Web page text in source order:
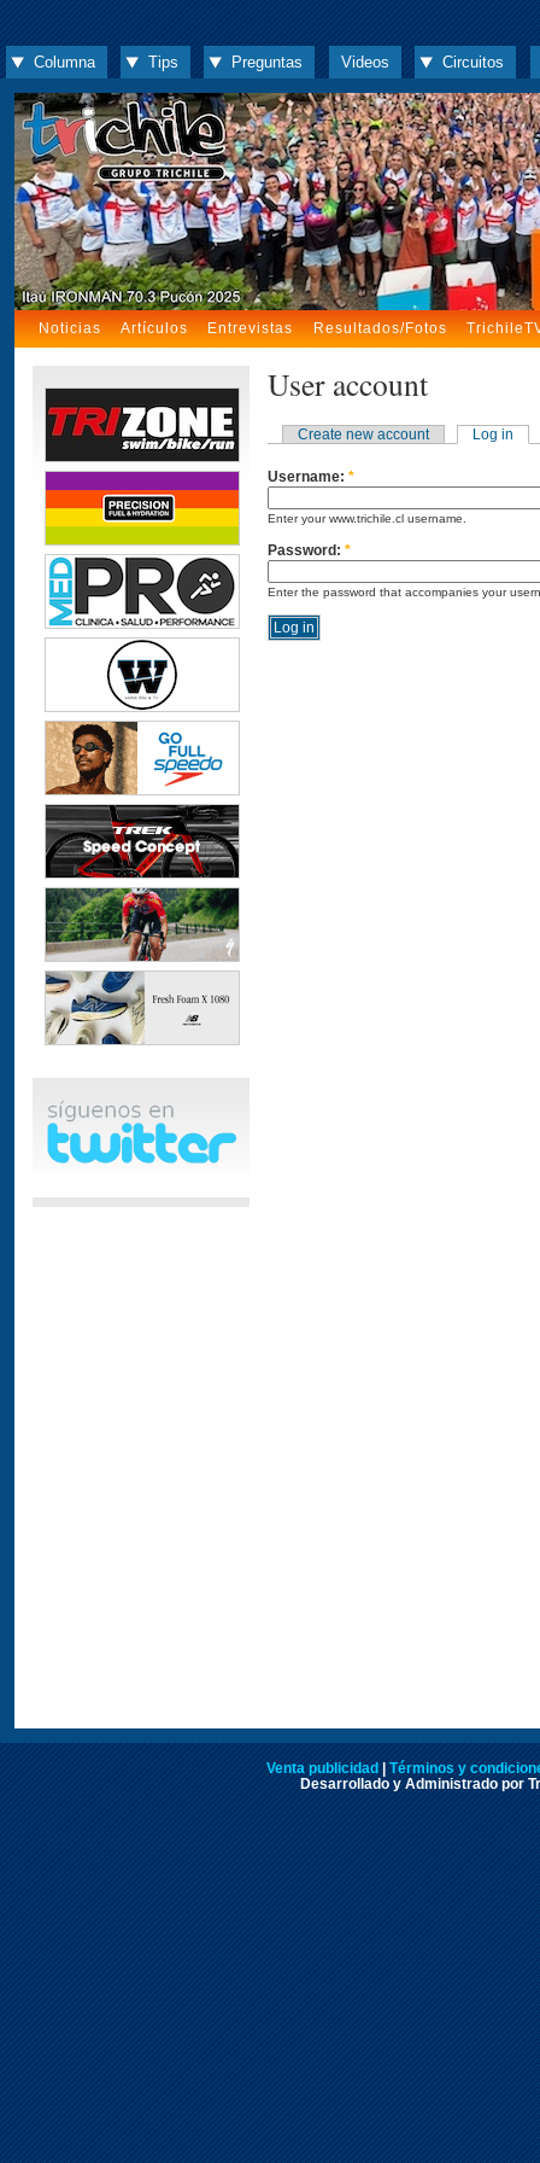
Columna Tips Preguntas Videos Circuitos
Noticias Artículos Entrevistas Resultados/Fotos
User account
Create new account Log in
Username: *
Enter your www.trichile.cl username.
Password: *
Enter the password that accompanies your
Venta publicidad
Términos y
Desarrollado y Administrado por